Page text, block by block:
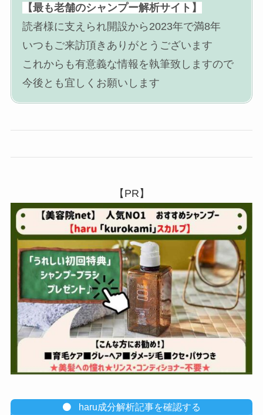
【最も老舗のシャンプー解析サイト】
読者様に支えられ開設から2023年で満8年
いつもご来訪頂きありがとうございます
これからも有意義な情報を執筆致しますので
今後とも宜しくお願いします
【PR】
haru成分解析記事を確認する